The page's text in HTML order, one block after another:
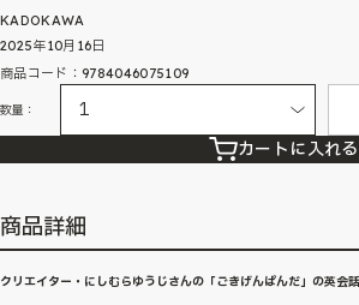
KADOKAWA
2025年10月16日
商品コード：9784046075109
数量：
カートに入れる
商品詳細
クリエイター・にしむらゆうじさんの「ごきげんぱんだ」の英会話